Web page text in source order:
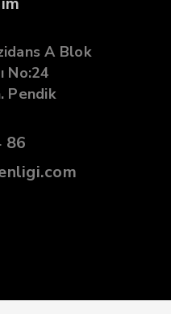
A Blok
No:24
Pendik
86